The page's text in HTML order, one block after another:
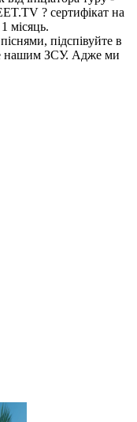
? сертифікат на
місяць.
підспівуйте в
нашим ЗСУ. Адже ми